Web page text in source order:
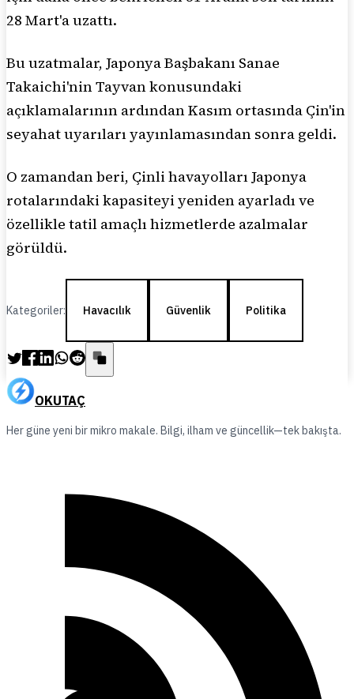
28 Mart'a uzattı.
Bu uzatmalar, Japonya Başbakanı Sanae
Takaichi'nin Tayvan konusundaki
açıklamalarının ardından Kasım ortasında Çin'in
seyahat uyarıları yayınlamasından sonra geldi.
O zamandan beri, Çinli havayolları Japonya
rotalarındaki kapasiteyi yeniden ayarladı ve
özellikle tatil amaçlı hizmetlerde azalmalar
görüldü.
Kategoriler: Havacılık Güvenlik Politika
OKUTAÇ
Her güne yeni bir mikro makale. Bilgi, ilham ve güncellik—tek bakışta.